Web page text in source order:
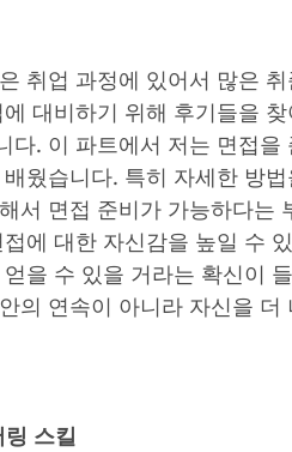
취업 과정에 있어서 많은
대비하기 위해 후기들을
. 이 파트에서 저는 면접을
웠습니다. 특히 자세한 방
서 면접 준비가 가능하다는
에 대한 자신감을 높일 수
을 수 있을 거라는 확신이
의 연속이 아니라 자신을 더
스킬